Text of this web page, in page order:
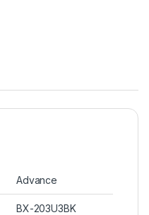
Advance
BX-203U3BK